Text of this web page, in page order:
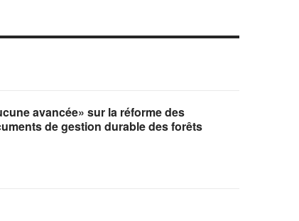
avancée» sur la réforme des
de gestion durable des forêts